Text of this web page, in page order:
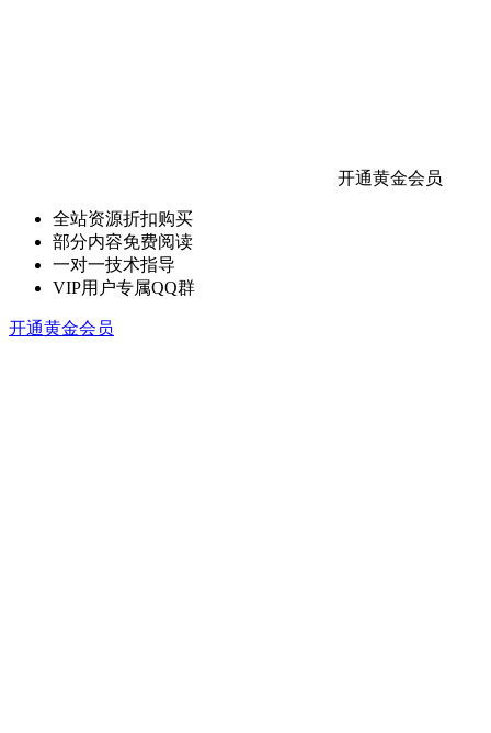
开通黄金会员
全站资源折扣购买
部分内容免费阅读
一对一技术指导
VIP用户专属QQ群
开通黄金会员